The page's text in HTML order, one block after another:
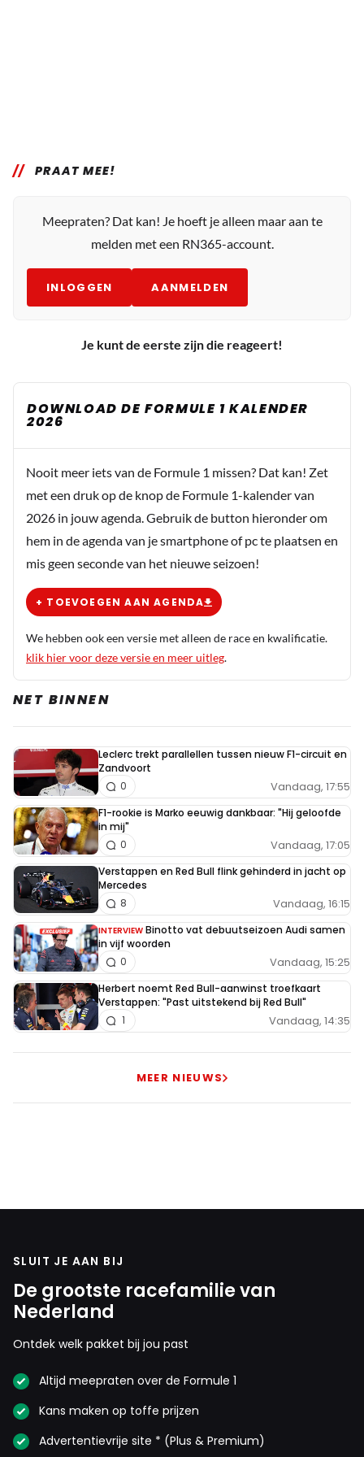
PRAAT MEE!
Meepraten? Dat kan! Je hoeft je alleen maar aan te
melden met een RN365-account.
INLOGGEN AANMELDEN
Je kunt de eerste zijn die reageert!
DOWNLOAD DE FORMULE 1 KALENDER
2026
Nooit meer iets van de Formule 1 missen? Dat kan! Zet
met een druk op de knop de Formule 1-kalender van
2026 in jouw agenda. Gebruik de button hieronder om
hem in de agenda van je smartphone of pc te plaatsen en
mis geen seconde van het nieuwe seizoen!
+ TOEVOEGEN AAN AGENDA
We hebben ook een versie met alleen de race en kwalificatie.
klik hier voor deze versie en meer uitleg.
NET BINNEN
Leclerc trekt parallellen tussen nieuw F1-circuit en
Zandvoort
Vandaag, 17:55
0
F1-rookie is Marko eeuwig dankbaar: "Hij geloofde
in mij"
Vandaag, 17:05
0
Verstappen en Red Bull flink gehinderd in jacht op
Mercedes
Vandaag, 16:15
8
INTERVIEW Binotto vat debuutseizoen Audi samen
in vijf woorden
Vandaag, 15:25
0
Herbert noemt Red Bull-aanwinst troefkaart
Verstappen: "Past uitstekend bij Red Bull"
Vandaag, 14:35
1
MEER NIEUWS
SLUIT JE AAN BIJ
De grootste racefamilie van
Nederland
Ontdek welk pakket bij jou past
Altijd meepraten over de Formule 1
Kans maken op toffe prijzen
Advertentievrije site * (Plus & Premium)